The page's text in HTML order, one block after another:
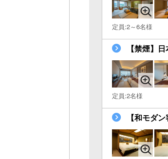
定員:2～6名様
【禁煙】
定員:2名様
【和モダ